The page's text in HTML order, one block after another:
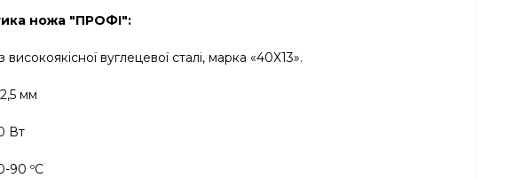
ножа "ПРОФІ":
вуглецевої сталі, марка «40Х13».
мм
Вт
90 ºС